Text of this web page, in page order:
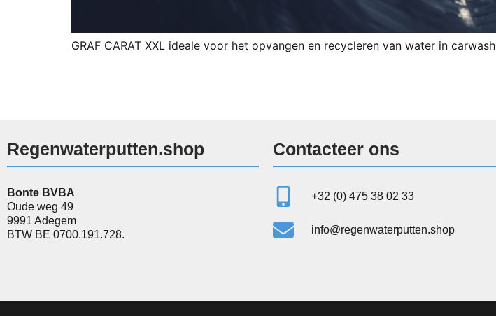
GRAF CARAT XXL ideale voor het opvangen en recycleren van water in carwash
Regenwaterputten.shop
Bonte BVBA
Oude weg 49
9991 Adegem
BTW BE 0700.191.728.
Contacteer ons
+32 (0) 475 38 02 33
info@regenwaterputten.shop